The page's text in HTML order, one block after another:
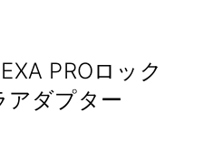
PROロック
アダプター